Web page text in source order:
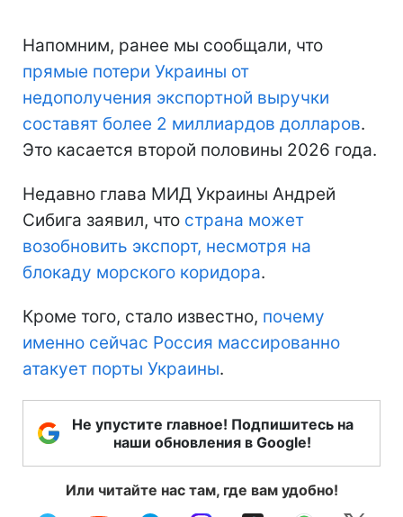
Напомним, ранее мы сообщали, что
прямые потери Украины от
недополучения экспортной выручки
составят более 2 миллиардов долларов.
Это касается второй половины 2026 года.
Недавно глава МИД Украины Андрей
Сибига заявил, что страна может
возобновить экспорт, несмотря на
блокаду морского коридора.
Кроме того, стало известно, почему
именно сейчас Россия массированно
атакует порты Украины.
Не упустите главное! Подпишитесь на
наши обновления в Google!
Или читайте нас там, где вам удобно!